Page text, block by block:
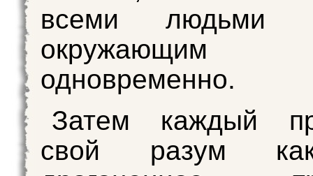
всеми людьми
окружающим
одновременно.
Затем каждый
свой разум